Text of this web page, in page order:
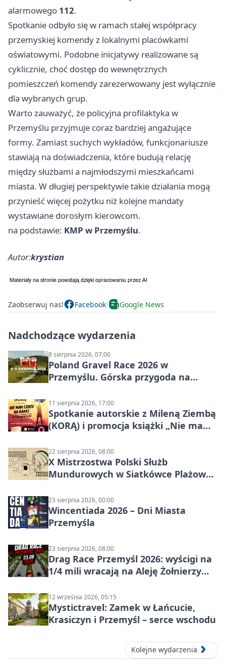
alarmowego 112.
Spotkanie odbyło się w ramach stałej współpracy
przemyskiej komendy z lokalnymi placówkami
oświatowymi. Podobne inicjatywy realizowane są
cyklicznie, choć dostęp do wewnętrznych
pomieszczeń komendy zarezerwowany jest wyłącznie
dla wybranych grup.
Warto zauważyć, że policyjna profilaktyka w
Przemyślu przyjmuje coraz bardziej angażujące
formy. Zamiast suchych wykładów, funkcjonariusze
stawiają na doświadczenia, które budują relację
między służbami a najmłodszymi mieszkańcami
miasta. W długiej perspektywie takie działania mogą
przynieść więcej pożytku niż kolejne mandaty
wystawiane dorosłym kierowcom.
na podstawie: KMP w Przemyślu.
Autor:krystian
Zaobserwuj nas! Facebook Google News
Nadchodzące wydarzenia
8 sierpnia 2026, 07:00
Poland Gravel Race 2026 w
Przemyślu. Górska przygoda na
11 sierpnia 2026, 17:00
Spotkanie autorskie z Mileną Ziembą
(KORĄ) i promocja książki „Nie mam
22 sierpnia 2026, 08:00
X Mistrzostwa Polski Służb
Mundurowych w Siatkówce Plażowej
23 sierpnia 2026, 00:00
Wincentiada 2026 – Dni Miasta
Przemyśla
23 sierpnia 2026, 08:00
Drag Race Przemyśl 2026: wyścigi na
1/4 mili wracają na Aleję Żołnierzy
12 września 2026, 05:15
Mystictravel: Zamek w Łańcucie,
Krasiczyn i Przemyśl – serce wschodu
Kolejne wydarzenia